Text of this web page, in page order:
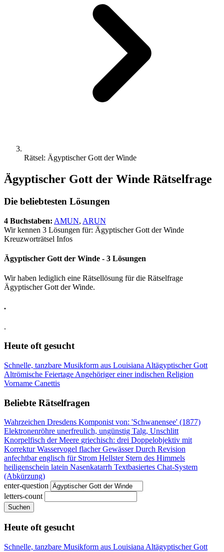
Rätsel: Ägyptischer Gott der Winde
Ägyptischer Gott der Winde Rätselfrage
Die beliebtesten Lösungen
4 Buchstaben: AMUN, ARUN
Wir kennen 3 Lösungen für: Ägyptischer Gott der Winde
Kreuzworträtsel Infos
Ägyptischer Gott der Winde - 3 Lösungen
Wir haben lediglich eine Rätsellösung für die Rätselfrage
Ägyptischer Gott der Winde.
.
.
Heute oft gesucht
Schnelle, tanzbare Musikform aus Louisiana Altägyptischer Gott
Altrömische Feiertage Angehöriger einer indischen Religion
Vorname Canettis
Beliebte Rätselfragen
Wahrzeichen Dresdens Komponist von: 'Schwanensee' (1877)
Elektronenröhre unerfreulich, ungünstig Talg, Unschlitt
Knorpelfisch der Meere griechisch: drei Doppelobjektiv mit
KorrekturWasservogel flacher GewässerDurch Revision
anfechtbarenglisch für Strom Hellster Stern des Himmels
heiligenschein latein Nasenkatarrh Textbasiertes Chat-System
(Abkürzung)
enter-question
letters-count
Suchen
Heute oft gesucht
Schnelle, tanzbare Musikform aus Louisiana Altägyptischer Gott